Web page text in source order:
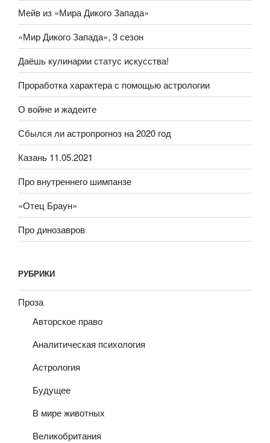
Мейв из «Мира Дикого Запада»
«Мир Дикого Запада», 3 сезон
Даёшь кулинарии статус искусства!
Проработка характера с помощью астрологии
О войне и жадеите
Сбылся ли астропрогноз на 2020 год
Казань 11.05.2021
Про внутреннего шимпанзе
«Отец Браун»
Про динозавров
РУБРИКИ
Проза
Авторское право
Аналитическая психология
Астрология
Будущее
В мире животных
Великобритания